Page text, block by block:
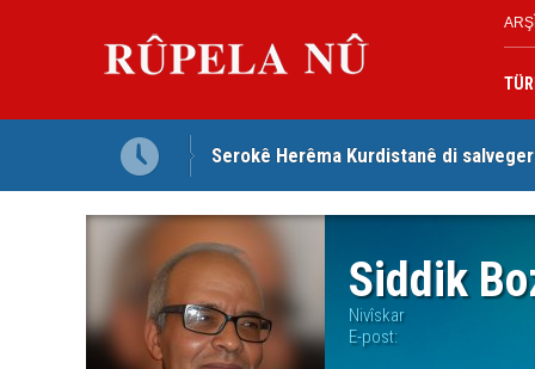
Serokê Herêma Kurdistanê di
Tirkiye, Pakistan û Erebistana Siûdî
Siddik
Nivîskar
E-post: